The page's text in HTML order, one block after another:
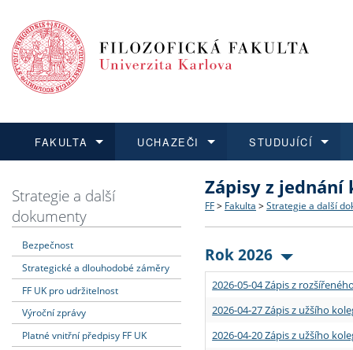
FAKULTA
Dozvědět se více
Struktura a historie
Strategie a další
Podpora a benefity pro
Absolventi fakulty
UCHAZEČI
Podat přihlášku
Co studovat a jak se
Učitelské studijní
Informace k průběhu
STUDUJÍCÍ
Dozvědět se více
Bakalářské a magisterské
Doktorské studium
Rigorózní řízení
Dozvědět se více
O vědě a výzkumu na FF
Akademické kvalifikace
Granty a projekty
Dozvědět se více
Aktuální nabídky a
Vyjíždějící studenti
Přijíždějící studenti
Vyjíždějící zaměstnanci
Strategie a další
dokumenty
Bezpečnost
Strategické a dlouhodobé záměry
FF UK pro udržitelnost
Výroční zprávy
Platné vnitřní předpisy FF UK
Zápisy z jednání
FF > Fakulta > Strategie a další
Rok 2026
2026-05-04 Zápis z
2026-04-27 Zápis z užšího
2026-04-20 Zápis z užšího